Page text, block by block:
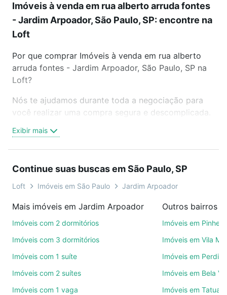
Imóveis à venda em rua alberto arruda fontes
- Jardim Arpoador, São Paulo, SP: encontre na
Loft
Por que comprar Imóveis à venda em rua alberto
arruda fontes - Jardim Arpoador, São Paulo, SP na
Loft?
Nós te ajudamos durante toda a negociação para
você realizar uma compra segura e descomplicada.
trabalho e do metrô, aqui você vai encontrar a
oferta ideal de Imóveis à venda em rua alberto
conquistar seu sonho. Agende uma visita presencial
ou por videochamada, é grátis, sem compromisso e
imobiliárias te ajudando na compra, venda ou troca
de imóveis.
Como escolher um imóvel?
Use barra de busca no topo para pesquisar por
ruas, bairros e até condomínios favoritos. Você
também pode usar os filtros como quantidade de
Exibir mais
Continue suas buscas em São Paulo, SP
Loft Imóveis em São Paulo Jardim Arpoador
Mais imóveis em Jardim Arpoador
Imóveis com 2 dormitórios
Imóveis com 3 dormitórios
Imóveis com 1 suíte
Imóveis com 2 suítes
Imóveis com 1 vaga
Outros bairros
Imóveis em
Imóveis em Vila
Imóveis em
Imóveis em Bela
Imóveis em